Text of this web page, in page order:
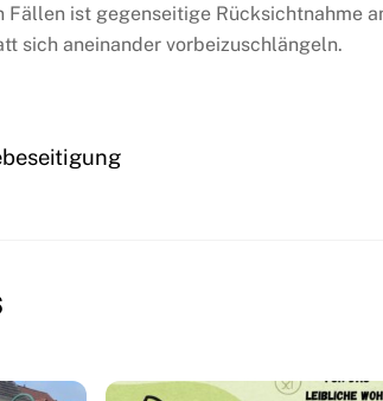
Fällen ist gegenseitige Rücksichtnahme
sich aneinander vorbeizuschlängeln.